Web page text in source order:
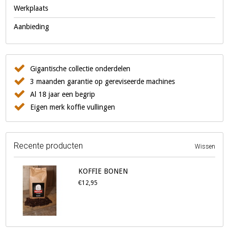
Werkplaats
Aanbieding
Gigantische collectie onderdelen
3 maanden garantie op gereviseerde machines
Al 18 jaar een begrip
Eigen merk koffie vullingen
Recente producten Wissen
KOFFIE BONEN
€12,95